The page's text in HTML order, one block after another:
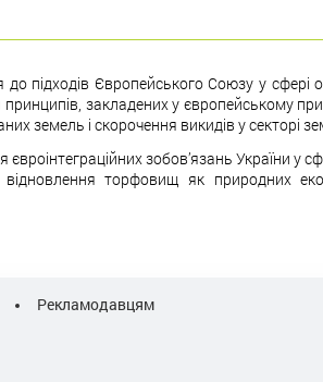
підходів Європейського Союзу у сфері
закладених у європейському
земель і скорочення викидів у секторі
зобов’язань України у
торфовищ як природних
Рекламодавцям